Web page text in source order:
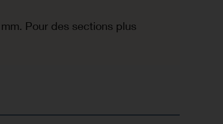
Pour des sections plus